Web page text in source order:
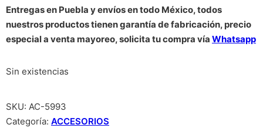
Entregas en Puebla y envíos en todo México, todos
nuestros productos tienen garantía de fabricación, precio
especial a venta mayoreo, solicita tu compra vía Whatsapp
Sin existencias
SKU: AC-5993
Categoría: ACCESORIOS